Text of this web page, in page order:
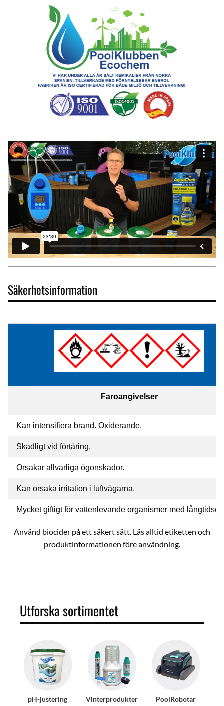
Säkerhetsinformation
Faroangivelser
Kan intensifiera brand. Oxiderande.
Skadligt vid förtäring.
Orsakar allvarliga ögonskador.
Kan orsaka irritation i luftvägarna.
Mycket giftigt för vattenlevande organismer med
Använd biocider på ett säkert sätt. Läs alltid etiketten och
produktinformationen före användning.
Utforska sortimentet
pH-justering Vinterprodukter PoolRobotar